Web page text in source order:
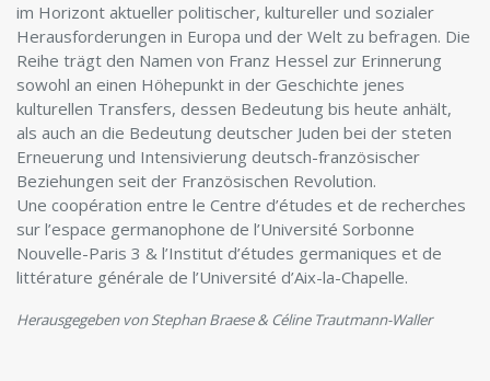
im Horizont aktueller politischer, kultureller und sozialer
Herausforderungen in Europa und der Welt zu befragen. Die
Reihe trägt den Namen von Franz Hessel zur Erinnerung
sowohl an einen Höhepunkt in der Geschichte jenes
kulturellen Transfers, dessen Bedeutung bis heute anhält,
als auch an die Bedeutung deutscher Juden bei der steten
Erneuerung und Intensivierung deutsch-­französischer
Beziehungen seit der Französischen Revolution.
Une coopération entre le Centre d’études et de recherches
sur l’espace germanophone de l’Université Sorbonne
Nouvelle-Paris 3 & l’Institut d’études germaniques et de
littérature générale de l’Université d’Aix-la-Chapelle.
Herausgegeben von Stephan Braese & Céline Trautmann-Waller